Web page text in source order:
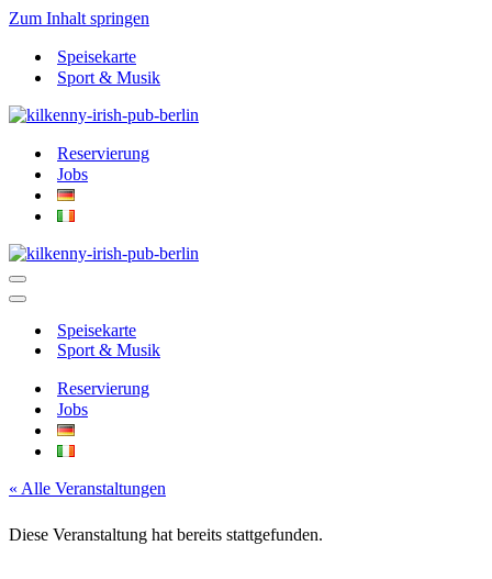
Zum Inhalt springen
Speisekarte
Sport & Musik
Reservierung
Jobs
Navigationsmenü
Navigationsmenü
Speisekarte
Sport & Musik
Reservierung
Jobs
« Alle Veranstaltungen
Diese Veranstaltung hat bereits stattgefunden.